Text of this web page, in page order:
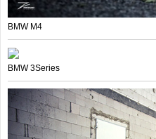
BMW M4
BMW 3Series